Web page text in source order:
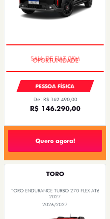
PESSOA FÍSICA
De: R$ 162.490,00
R$ 146.290,00
Quero agora!
TORO
TORO ENDURANCE TURBO 270 FLEX AT6
2027
2026/2027